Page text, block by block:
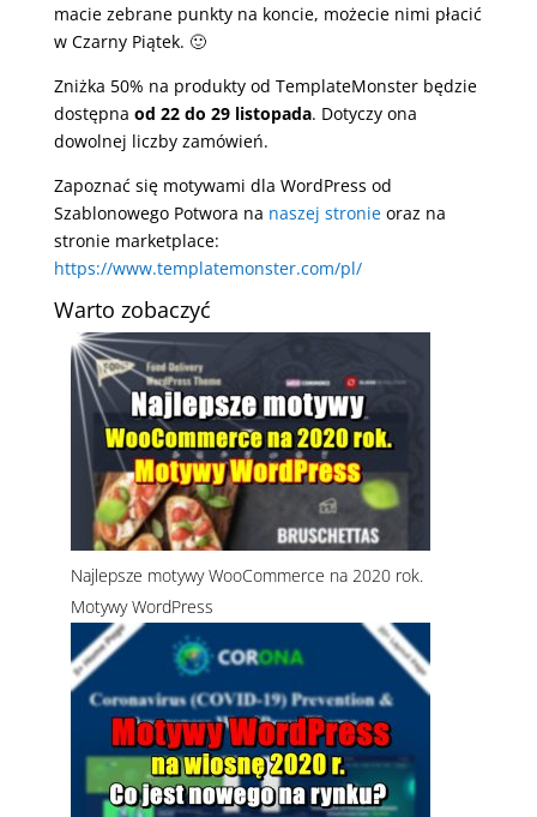
macie zebrane punkty na koncie, możecie nimi płacić
w Czarny Piątek. 🙂
Zniżka 50% na produkty od TemplateMonster będzie
dostępna od 22 do 29 listopada. Dotyczy ona
dowolnej liczby zamówień.
Zapoznać się motywami dla WordPress od
Szablonowego Potwora na naszej stronieoraz na
stronie marketplace:
https://www.templatemonster.com/pl/
Warto zobaczyć
Najlepsze motywy WooCommerce na 2020 rok.
Motywy WordPress